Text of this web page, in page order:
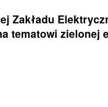
Zakładu
tematowi zielonej